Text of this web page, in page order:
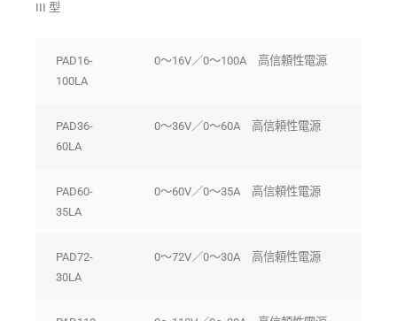
III 型
PAD16-
100LA
0〜16V／0〜100A 高信頼性電源
PAD36-
60LA
0〜36V／0〜60A 高信頼性電源
PAD60-
35LA
0〜60V／0〜35A 高信頼性電源
PAD72-
30LA
0〜72V／0〜30A 高信頼性電源